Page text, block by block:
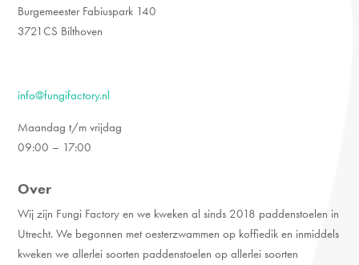
Burgemeester Fabiuspark 140
3721CS Bilthoven
info@fungifactory.nl
Maandag t/m vrijdag
09:00 – 17:00
Over
Wij zijn Fungi Factory en we kweken al sinds 2018 paddenstoelen in
Utrecht. We begonnen met oesterzwammen op koffiedik en inmiddels
kweken we allerlei soorten paddenstoelen op allerlei soorten